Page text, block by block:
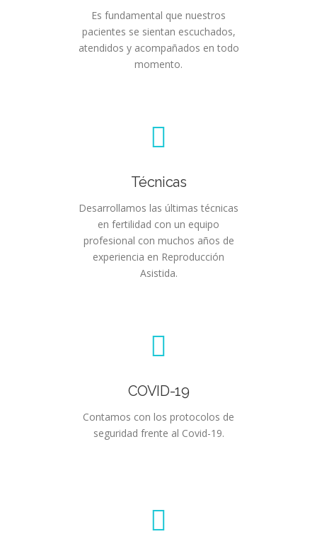
Es fundamental que nuestros
pacientes se sientan escuchados,
atendidos y acompañados en todo
momento.
Técnicas
Desarrollamos las últimas técnicas
en fertilidad con un equipo
profesional con muchos años de
experiencia en Reproducción
Asistida.
COVID-19
Contamos con los protocolos de
seguridad frente al Covid-19.